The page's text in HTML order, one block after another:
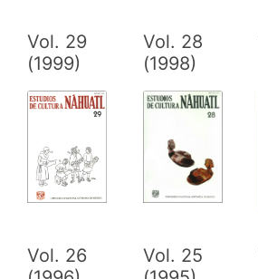
Vol. 29
(1999)
Vol. 28
(1998)
Vol. 26
Vol. 25